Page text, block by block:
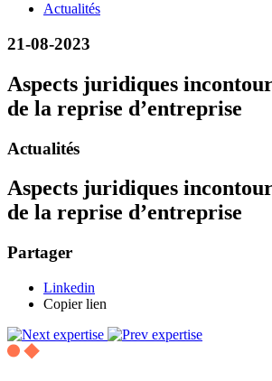
Actualités
21-08-2023
Aspects juridiques
de la reprise d’entreprise
Actualités
Aspects juridiques
de la reprise d’entreprise
Partager
Linkedin
Copier lien